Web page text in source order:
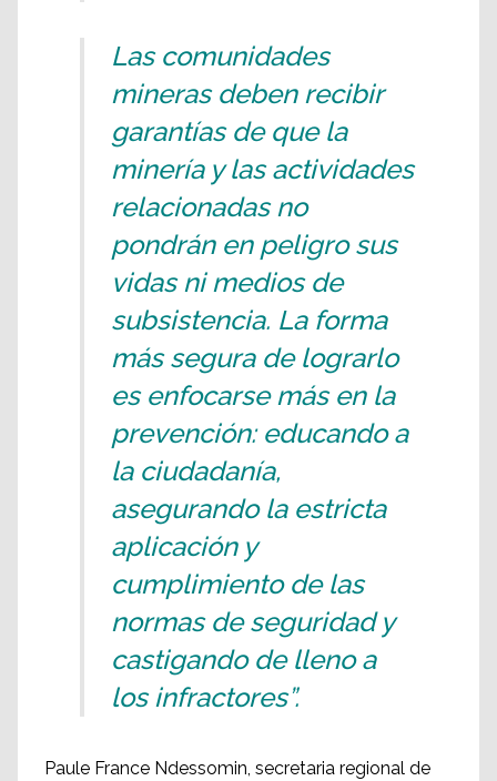
Las comunidades
mineras deben recibir
garantías de que la
minería y las actividades
relacionadas no
pondrán en peligro sus
vidas ni medios de
subsistencia. La forma
más segura de lograrlo
es enfocarse más en la
prevención: educando a
la ciudadanía,
asegurando la estricta
aplicación y
cumplimiento de las
normas de seguridad y
castigando de lleno a
los infractores”.
Paule France Ndessomin, secretaria regional de